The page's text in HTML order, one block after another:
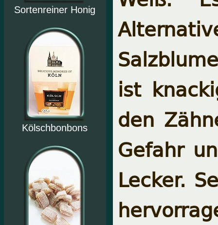
Sortenreiner Honig
Kölschbonbons
ist
den
Gefahr
Lecker.